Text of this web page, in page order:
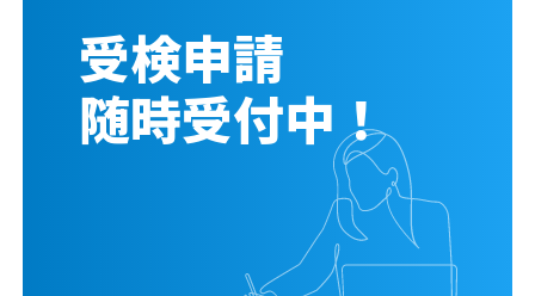
受検申請
随時受付中！